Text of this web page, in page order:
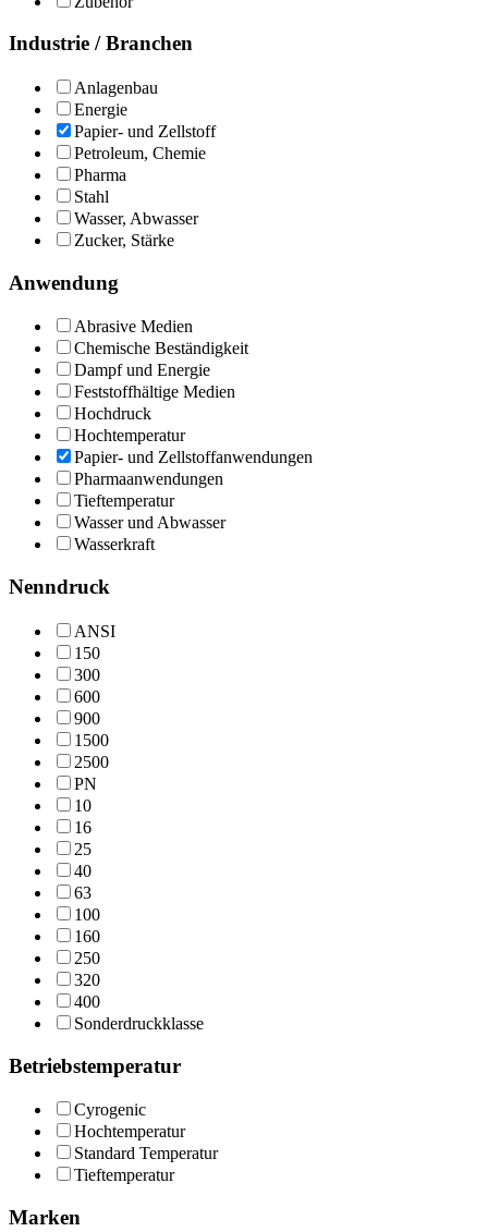
Industrie / Branchen
Anlagenbau
Energie
Papier- und Zellstoff
Petroleum, Chemie
Pharma
Stahl
Wasser, Abwasser
Zucker, Stärke
Anwendung
Abrasive Medien
Chemische Beständigkeit
Dampf und Energie
Feststoffhältige Medien
Hochdruck
Hochtemperatur
Papier- und Zellstoffanwendungen
Pharmaanwendungen
Tieftemperatur
Wasser und Abwasser
Wasserkraft
Nenndruck
ANSI
150
300
600
900
1500
2500
PN
10
16
25
40
63
100
160
250
320
400
Sonderdruckklasse
Betriebstemperatur
Cyrogenic
Hochtemperatur
Standard Temperatur
Tieftemperatur
Marken